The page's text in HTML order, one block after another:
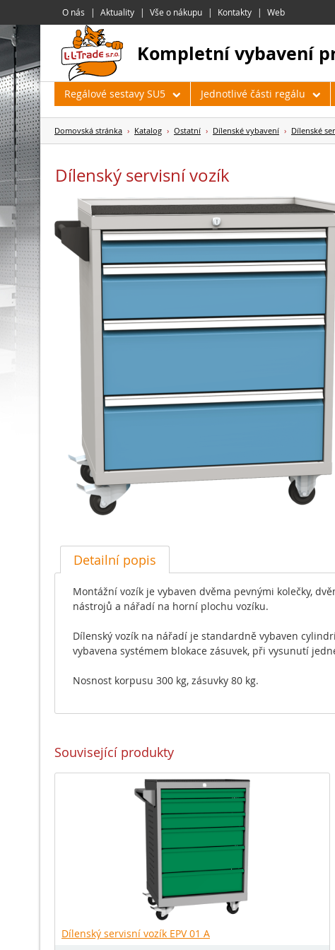
O nás Aktuality Vše o nákupu Kontakty Web
kompletní vybavení
Regálové sestavy SU5 Jednotlivé části regálu
Domovská stránka › Katalog › Ostatní › Dílenské vybavení › Dílenské
Dílenský servisní vozík
Detailní popis
Montážní vozík je vybaven dvěma pevnými kolečky,
nástrojů a nářadí na horní plochu vozíku.
Dílenský vozík na nářadí je standardně vybaven
vybavena systémem blokace zásuvek, při vysunutí
Nosnost korpusu 300 kg, zásuvky 80 kg.
Související produkty
Dílenský servisní vozík EPV 01 A